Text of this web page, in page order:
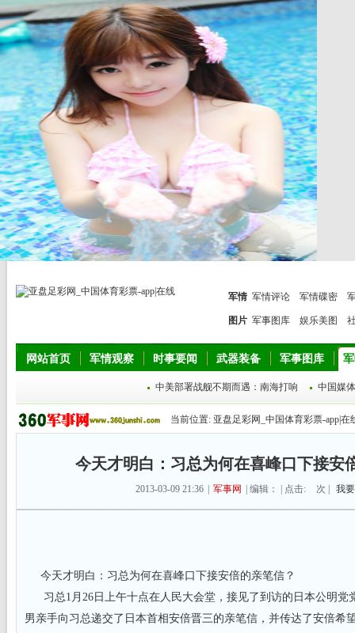
军情 军情评论 军情碟密
图片 军事图库 娱乐美图
网站首页 军情观察 时事要闻 武器装备 军事图库
中美部署战舰不期而遇：南海打响 中国媒
当前位置: 亚盘足彩网_中国体育彩票-app|在
今天才明白：习总为何在喜峰口下接安
2013-03-09 21:36 军事网 | 编辑： | 点击: 次 | 我
今天才明白：习总为何在喜峰口下接安倍的亲笔信？
习总1月26日上午十点在人民大会堂，接见了到访的日本公明党
男亲手向习总递交了日本首相安倍晋三的亲笔信，并传达了安倍希